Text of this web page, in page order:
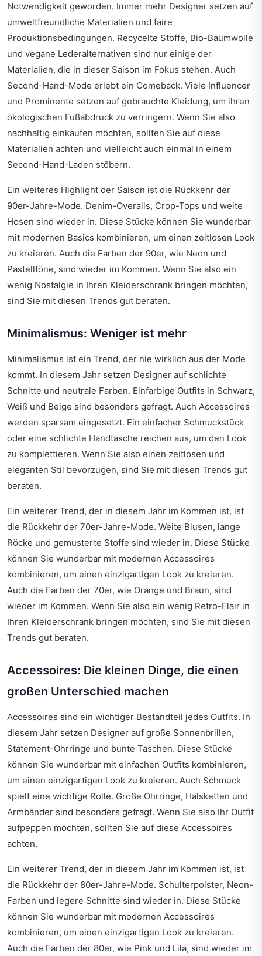
Notwendigkeit geworden. Immer mehr Designer setzen auf
umweltfreundliche Materialien und faire
Produktionsbedingungen. Recycelte Stoffe, Bio-Baumwolle
und vegane Lederalternativen sind nur einige der
Materialien, die in dieser Saison im Fokus stehen. Auch
Second-Hand-Mode erlebt ein Comeback. Viele Influencer
und Prominente setzen auf gebrauchte Kleidung, um ihren
ökologischen Fußabdruck zu verringern. Wenn Sie also
nachhaltig einkaufen möchten, sollten Sie auf diese
Materialien achten und vielleicht auch einmal in einem
Second-Hand-Laden stöbern.
Ein weiteres Highlight der Saison ist die Rückkehr der
90er-Jahre-Mode. Denim-Overalls, Crop-Tops und weite
Hosen sind wieder in. Diese Stücke können Sie wunderbar
mit modernen Basics kombinieren, um einen zeitlosen Look
zu kreieren. Auch die Farben der 90er, wie Neon und
Pastelltöne, sind wieder im Kommen. Wenn Sie also ein
wenig Nostalgie in Ihren Kleiderschrank bringen möchten,
sind Sie mit diesen Trends gut beraten.
Minimalismus: Weniger ist mehr
Minimalismus ist ein Trend, der nie wirklich aus der Mode
kommt. In diesem Jahr setzen Designer auf schlichte
Schnitte und neutrale Farben. Einfarbige Outfits in Schwarz,
Weiß und Beige sind besonders gefragt. Auch Accessoires
werden sparsam eingesetzt. Ein einfacher Schmuckstück
oder eine schlichte Handtasche reichen aus, um den Look
zu komplettieren. Wenn Sie also einen zeitlosen und
eleganten Stil bevorzugen, sind Sie mit diesen Trends gut
beraten.
Ein weiterer Trend, der in diesem Jahr im Kommen ist, ist
die Rückkehr der 70er-Jahre-Mode. Weite Blusen, lange
Röcke und gemusterte Stoffe sind wieder in. Diese Stücke
können Sie wunderbar mit modernen Accessoires
kombinieren, um einen einzigartigen Look zu kreieren.
Auch die Farben der 70er, wie Orange und Braun, sind
wieder im Kommen. Wenn Sie also ein wenig Retro-Flair in
Ihren Kleiderschrank bringen möchten, sind Sie mit diesen
Trends gut beraten.
Accessoires: Die kleinen Dinge, die einen
großen Unterschied machen
Accessoires sind ein wichtiger Bestandteil jedes Outfits. In
diesem Jahr setzen Designer auf große Sonnenbrillen,
Statement-Ohrringe und bunte Taschen. Diese Stücke
können Sie wunderbar mit einfachen Outfits kombinieren,
um einen einzigartigen Look zu kreieren. Auch Schmuck
spielt eine wichtige Rolle. Große Ohrringe, Halsketten und
Armbänder sind besonders gefragt. Wenn Sie also Ihr Outfit
aufpeppen möchten, sollten Sie auf diese Accessoires
achten.
Ein weiterer Trend, der in diesem Jahr im Kommen ist, ist
die Rückkehr der 80er-Jahre-Mode. Schulterpolster, Neon-
Farben und legere Schnitte sind wieder in. Diese Stücke
können Sie wunderbar mit modernen Accessoires
kombinieren, um einen einzigartigen Look zu kreieren.
Auch die Farben der 80er, wie Pink und Lila, sind wieder im